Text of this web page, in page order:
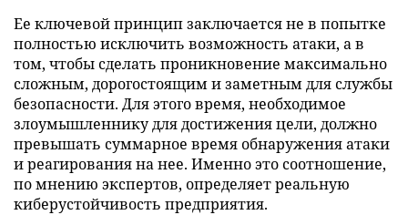
Ее ключевой принцип заключается не в попытке
полностью исключить возможность атаки, а в
том, чтобы сделать проникновение максимально
сложным, дорогостоящим и заметным для службы
безопасности. Для этого время, необходимое
злоумышленнику для достижения цели, должно
превышать суммарное время обнаружения атаки
и реагирования на нее. Именно это соотношение,
по мнению экспертов, определяет реальную
киберустойчивость предприятия.